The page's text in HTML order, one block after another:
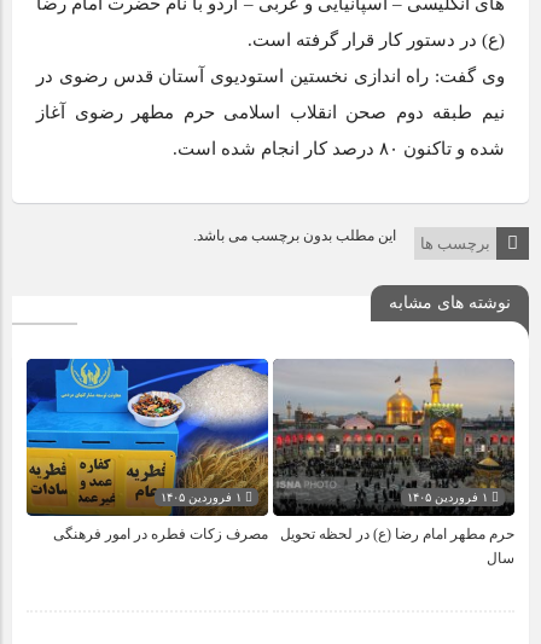
(ع) در دستور کار قرار گرفته است.
وی گفت: راه‌ اندازی نخستین استودیوی آستان قدس رضوی در
نیم طبقه دوم صحن انقلاب اسلامی حرم مطهر رضوی آغاز
شده و تاکنون ۸۰ درصد کار انجام شده است.
برچسب ها این مطلب بدون برچسب می باشد.
نوشته های مشابه
حرم مطهر امام رضا (ع) در لحظه تحویل
سال
مصرف زکات فطره در امور فرهنگی